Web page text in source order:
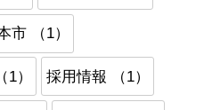
市 （1）
） 採用情報 （1）